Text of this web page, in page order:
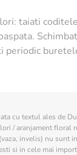
taiati
cu textul ales de
/ aranjament floral
invelis) nu sunt
si in cele mai